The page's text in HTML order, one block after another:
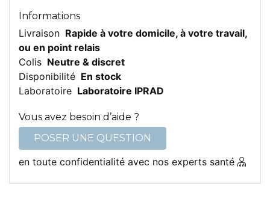
Informations
Livraison Rapide à votre domicile, à votre travail,
ou en point relais
Colis Neutre & discret
Disponibilité En stock
Laboratoire Laboratoire IPRAD
Vous avez besoin d’aide ?
POSER UNE QUESTION
en toute confidentialité avec nos experts santé